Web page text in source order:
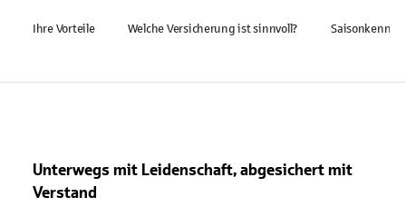
Ihre Vorteile Welche Versicherung ist sinnvoll?
Unterwegs mit Leidenschaft, abgesichert mit
Verstand